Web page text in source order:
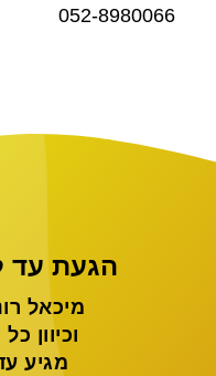
052-8980066
הגעת עד
מיכאל
וכיוון
מגיע